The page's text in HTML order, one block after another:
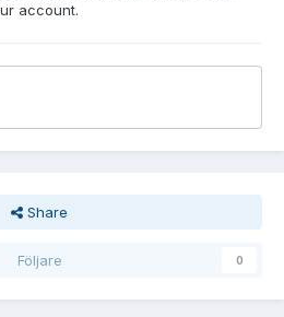
account.
Share
Följare 0